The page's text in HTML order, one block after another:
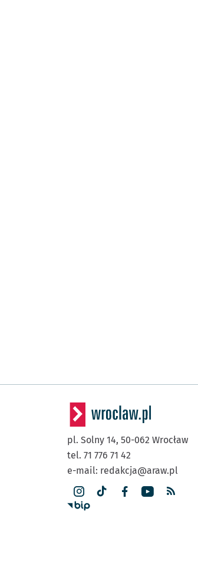
pl. Solny 14, 50-062 Wrocław
tel. 71 776 71 42
e-mail: redakcja@araw.pl